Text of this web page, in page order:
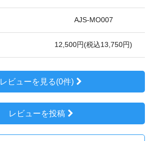
AJS-MO007
12,500円(税込13,750円)
レビューを見る(0件)
レビューを投稿